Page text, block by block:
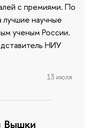
с премиями. По
лучшие научные
ученым России.
НИУ
13 июля
Вышки